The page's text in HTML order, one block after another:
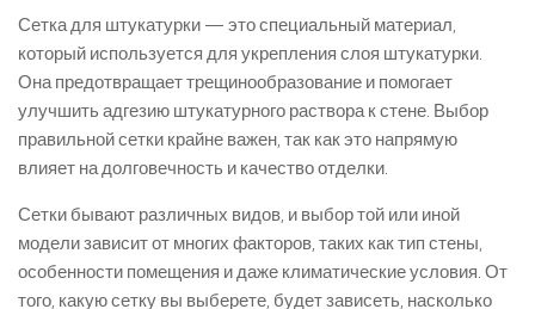
Сетка для штукатурки — это специальный материал,
который используется для укрепления слоя штукатурки.
Она предотвращает трещинообразование и помогает
улучшить адгезию штукатурного раствора к стене. Выбор
правильной сетки крайне важен, так как это напрямую
влияет на долговечность и качество отделки.
Сетки бывают различных видов, и выбор той или иной
модели зависит от многих факторов, таких как тип стены,
особенности помещения и даже климатические условия. От
того, какую сетку вы выберете, будет зависеть, насколько